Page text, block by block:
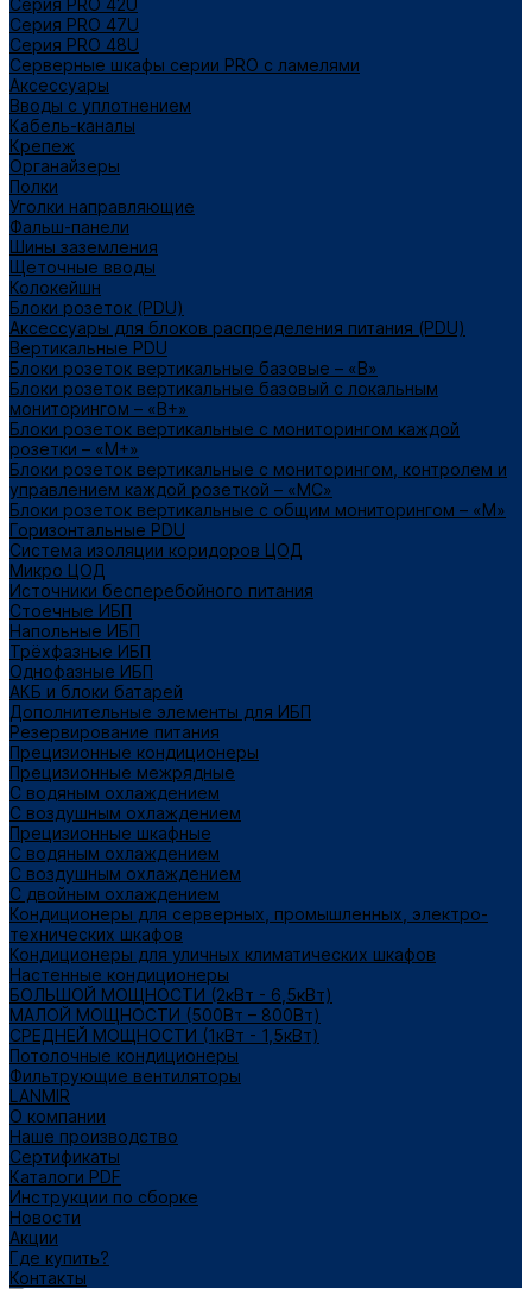
Серия PRO 42U
Серия PRO 47U
Серия PRO 48U
Серверные шкафы серии PRO с ламелями
Аксессуары
Вводы с уплотнением
Кабель-каналы
Крепеж
Органайзеры
Полки
Уголки направляющие
Фальш-панели
Шины заземления
Щеточные вводы
Колокейшн
Блоки розеток (PDU)
Аксессуары для блоков распределения питания (PDU)
Вертикальные PDU
Блоки розеток вертикальные базовые – «В»
Блоки розеток вертикальные базовый с локальным
мониторингом – «В+»
Блоки розеток вертикальные с мониторингом каждой
розетки – «М+»
Блоки розеток вертикальные с мониторингом, контролем и
управлением каждой розеткой – «МС»
Блоки розеток вертикальные с общим мониторингом – «М»
Горизонтальные PDU
Система изоляции коридоров ЦОД
Микро ЦОД
Источники бесперебойного питания
Стоечные ИБП
Напольные ИБП
Трёхфазные ИБП
Однофазные ИБП
АКБ и блоки батарей
Дополнительные элементы для ИБП
Резервирование питания
Прецизионные кондиционеры
Прецизионные межрядные
С водяным охлаждением
С воздушным охлаждением
Прецизионные шкафные
С водяным охлаждением
С воздушным охлаждением
С двойным охлаждением
Кондиционеры для серверных, промышленных, электро-
технических шкафов
Кондиционеры для уличных климатических шкафов
Настенные кондиционеры
БОЛЬШОЙ МОЩНОСТИ (2кВт - 6,5кВт)
МАЛОЙ МОЩНОСТИ (500Вт – 800Вт)
СРЕДНЕЙ МОЩНОСТИ (1кВт - 1,5кВт)
Потолочные кондиционеры
Фильтрующие вентиляторы
LANMIR
О компании
Наше производство
Сертификаты
Каталоги PDF
Инструкции по сборке
Новости
Акции
Где купить?
Контакты